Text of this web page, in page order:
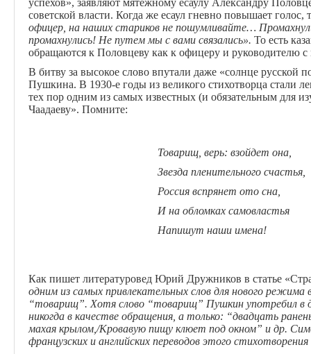
успехов», заявляют мятежному есаулу Александру
советской власти. Когда же есаул гневно повышает
офицер, на наших стариков не пошумливайте…
промахнулись! Не путем мы с вами связались». То есть
обращаются к Половцеву как к офицеру и
В битву за высокое слово впутали даже «солнце русской
Пушкина. В 1930-е годы из великого стихотворца стали
тех пор одним из самых известных (и обязательным для
Чаадаеву». Помните:
Товарищ, верь: взойдет она,
Звезда пленительного счастья,
Россия вспрянет ото сна,
И на обломках самовластья
Напишут наши имена!
Как пишет литературовед Юрий Дружников в статье
одним из самых привлекательных слов для нового режима
“товарищ”. Хотя слово “товарищ” Пушкин употребил в
никогда в качестве обращения, а только: “двадцать
махая крылом,/Кровавую пищу клюет под окном” и др.
французских и английских переводов этого